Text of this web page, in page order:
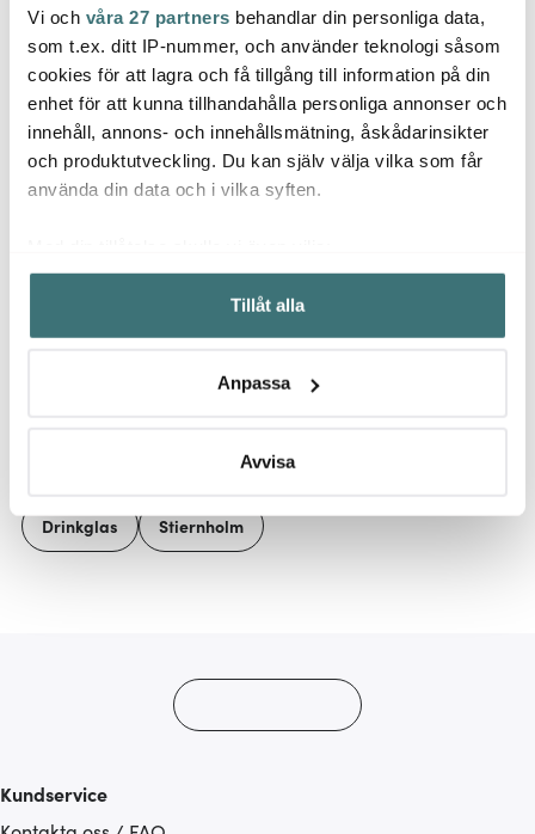
Vi och våra 27 partners behandlar din personliga data,
som t.ex. ditt IP-nummer, och använder teknologi såsom
cookies för att lagra och få tillgång till information på din
enhet för att kunna tillhandahålla personliga annonser och
innehåll, annons- och innehållsmätning, åskådarinsikter
och produktutveckling. Du kan själv välja vilka som får
använda din data och i vilka syften.
Samla in information om din geografiska plats som
kan ha en noggrannhet på upp till flera meter
Identifiera din enhet genom att aktivt skanna den för
Ta reda på mer om hur dina personliga uppgifter
Du kan ändra eller dra tillbaka ditt samtycke när som
Vi använder cookies för att innehållet och annonserna
Tillåt alla
Anpassa
Avvisa
Stiernholm
Drink Collection Barset
4-pack Matt finish
349 kr
I lager
Stiernholm
Bubbles
champagneglas 16 cl
6-pack klar
321 kr 459 kr
I lager
Svart
209
Låt dig inspireras av våra kunder
Drinkglas Stiernholm
Kundservice